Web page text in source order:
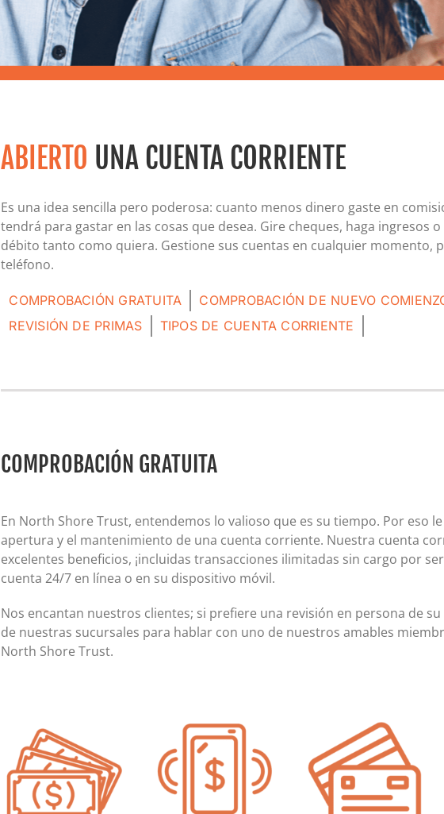
Certificados de depósito (CD)
Cuentas individuales de jubilación (IRA)
Tipos actuales de cuentas IRA y CD
Tarjeta MasterCard y
(Empresas)
Comisiones para
ABIERTO UNA CUENTA CORRIENTE
Es una idea sencilla pero poderosa: cuanto menos dinero gaste en
tendrá para gastar en las cosas que desea. Gire cheques, haga ingresos
débito tanto como quiera. Gestione sus cuentas en cualquier momento,
teléfono.
COMPROBACIÓN GRATUITA
COMPROBACIÓN DE NUEVO
REVISIÓN DE PRIMAS
TIPOS DE CUENTA CORRIENTE
COMPROBACIÓN GRATUITA
En North Shore Trust, entendemos lo valioso que es su tiempo. Por eso
apertura y el mantenimiento de una cuenta corriente. Nuestra cuenta
excelentes beneficios, ¡incluidas transacciones ilimitadas sin cargo por
cuenta 24/7 en línea o en su dispositivo móvil.
Nos encantan nuestros clientes; si prefiere una revisión en persona de
de nuestras sucursales para hablar con uno de nuestros amables
North Shore Trust.